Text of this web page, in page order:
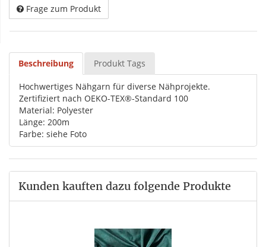
Frage zum Produkt
Beschreibung Produkt Tags
Hochwertiges Nähgarn für diverse Nähprojekte.
Zertifiziert nach OEKO-TEX®-Standard 100
Material: Polyester
Länge: 200m
Farbe: siehe Foto
Kunden kauften dazu folgende Produkte